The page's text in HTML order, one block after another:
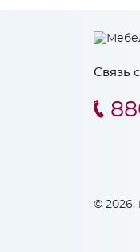
Связь
© 2026,